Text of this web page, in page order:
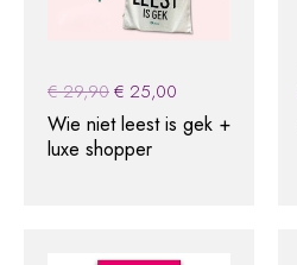
€29,90Original
price
was:
€ 29,90.
€ 25,00
price
is:
Wie niet leest is gek +
luxe shopper